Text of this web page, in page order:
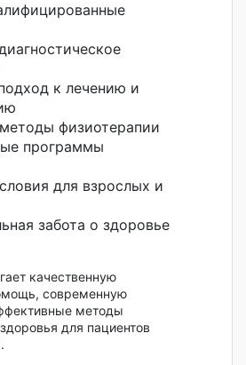
к лечению и
физиотерапии
программы
для взрослых и
забота о здоровье
качественную
современную
методы
для пациентов